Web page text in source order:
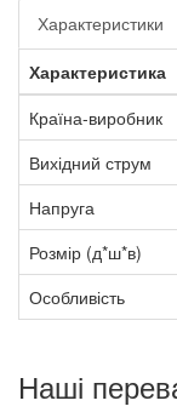
Характеристики
Характеристика
Країна-виробник
Вихідний струм
Напруга
Розмір (д*ш*в)
Особливість
Наші